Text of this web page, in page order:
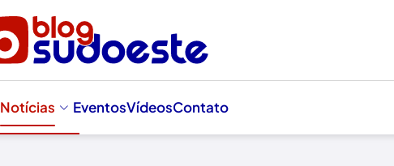
Notícias EventosVídeosContato